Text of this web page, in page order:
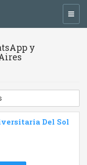
y
Del Sol